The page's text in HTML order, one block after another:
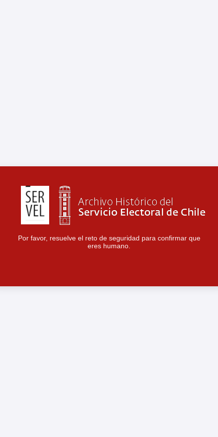
Por favor, resuelve el reto de seguridad para confirmar que
eres humano.